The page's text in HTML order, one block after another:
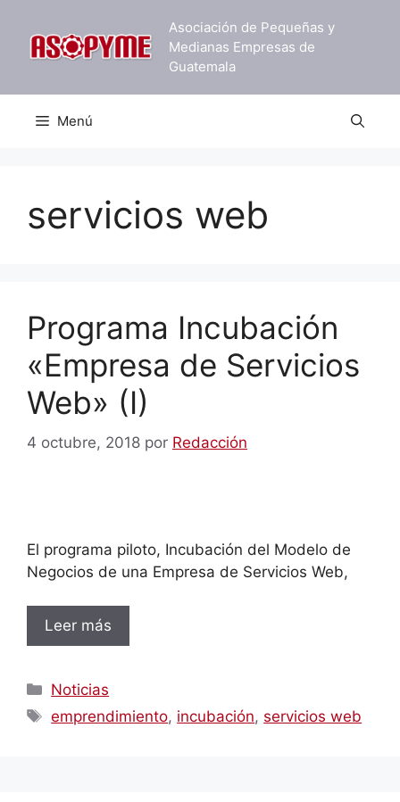
contenido
Asociación de Pequeñas y
Medianas Empresas de
Guatemala
Menú
servicios web
Programa Incubación
«Empresa de Servicios
Web» (I)
4 octubre, 2018 por Redacción
El programa piloto, Incubación del Modelo de
Negocios de una Empresa de Servicios Web,
Leer más
Categorías
Noticias
Etiquetas
emprendimiento, incubación, servicios web